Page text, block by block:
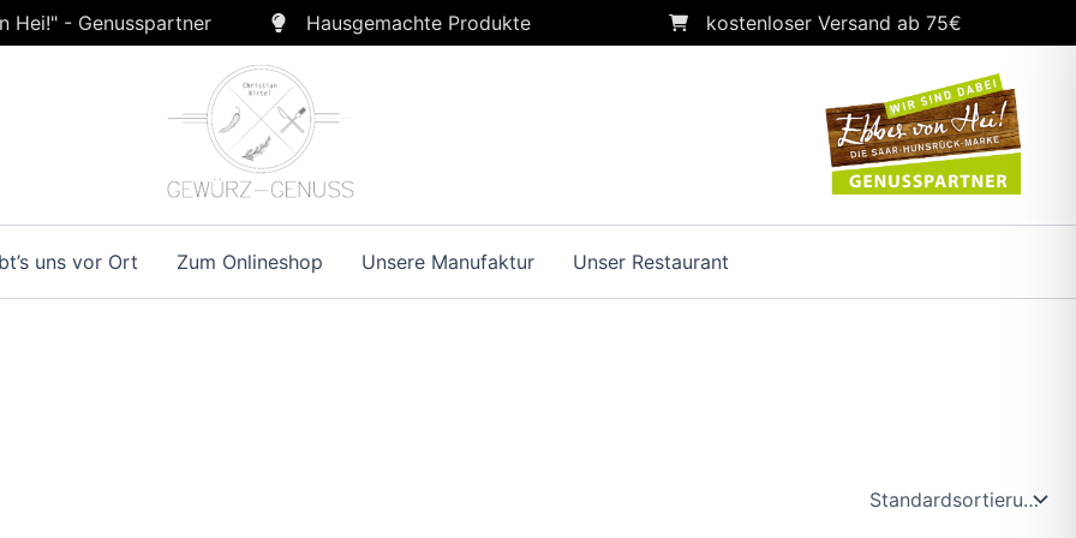
Hei!" - Genusspartner Hausgemachte Produkte kostenloser Versand ab 75€
uns vor Ort Zum Onlineshop Unsere Manufaktur Unser Restaurant